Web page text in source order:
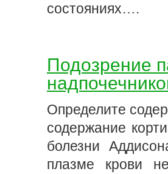
состояниях….
Подозрение
Определите
содержание
болезни
плазме крови